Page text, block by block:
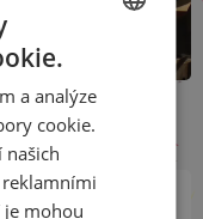
ENGLISH
a analýze
cookie.
našich
mohou